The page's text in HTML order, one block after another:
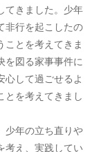
てきました。少年
非行を起こしたの
ことを考えてきま
を図る家事事件に
心して過ごせるよ
とを考えてきまし
少年の立ち直りや
考え、実践してい